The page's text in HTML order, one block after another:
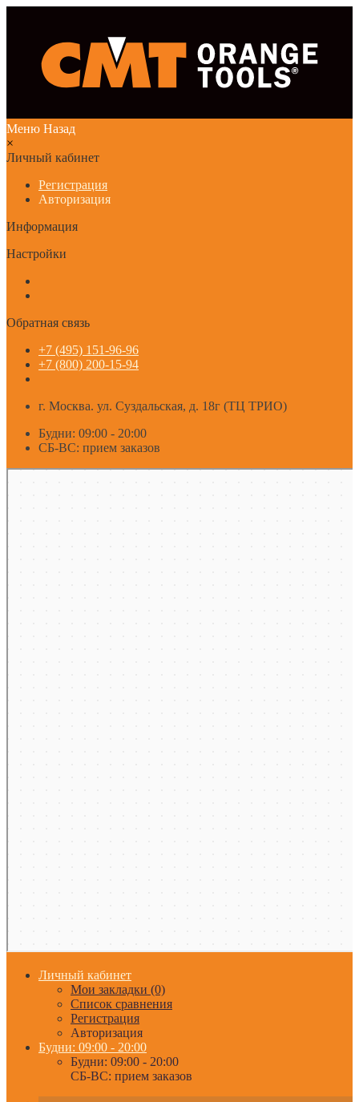
Меню Назад
×
Личный кабинет
Регистрация
Авторизация
Информация
Настройки
Обратная связь
+7 (495) 151-96-96
+7 (800) 200-15-94
г. Москва. ул. Суздальская, д. 18г (ТЦ ТРИО)
Будни: 09:00 - 20:00
СБ-ВС: прием заказов
Личный кабинет
Мои закладки (0)
Список сравнения
Регистрация
Авторизация
Будни: 09:00 - 20:00
Будни: 09:00 - 20:00
СБ-ВС: прием заказов